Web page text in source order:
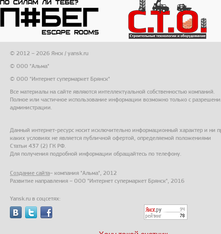
© 2012 – 2026 Янск / yansk.ru
© ООО "Альма"
© ООО "Интернет супермаркет Брянск"
Все материалы на сайте являются интеллектуальной собственностью компаний.
Полное или частичное использование информации возможно только с
администрации.
Данный интернет-ресурс носит исключительно информационный характер и ни
каких условиях не является публичной офертой, определяемой положениями
Статьи 437 (2) ГК РФ.
Для получения подробной информации обращайтесь по телефону.
Создание сайта– компания "Альма", 2012
Развитие направления – ООО "Интернет супермаркет Брянск", 2016
Yansk.ru в соцсетях: